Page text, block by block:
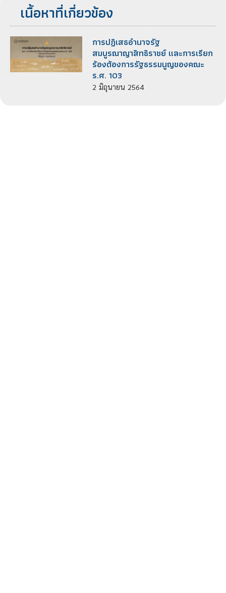
เนื้อหาที่เกี่ยวข้อง
การปฏิเสธอำนาจรัฐ
สมบูรณาญาสิทธิราชย์ และการเรียก
ร้องต้องการรัฐธรรมนูญของคณะ
ร.ศ. 103
2 มิถุนายน 2564